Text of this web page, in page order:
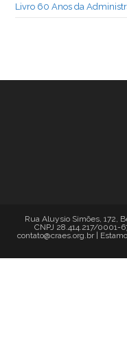
Livro 60 Anos da
Rua Aluysio Simões, 172,
CNPJ 28.414.217/0001-
contato@craes.org.br |